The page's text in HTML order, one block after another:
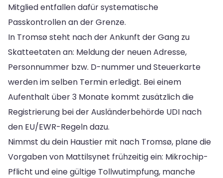
Mitglied entfallen dafür systematische
Passkontrollen an der Grenze.
In Tromsø steht nach der Ankunft der Gang zu
Skatteetaten an: Meldung der neuen Adresse,
Personnummer bzw. D-nummer und Steuerkarte
werden im selben Termin erledigt. Bei einem
Aufenthalt über 3 Monate kommt zusätzlich die
Registrierung bei der Ausländerbehörde UDI nach
den EU/EWR-Regeln dazu.
Nimmst du dein Haustier mit nach Tromsø, plane die
Vorgaben von Mattilsynet frühzeitig ein: Mikrochip-
Pflicht und eine gültige Tollwutimpfung, manche